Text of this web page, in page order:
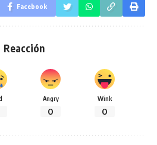
Facebook
Reacción
Angry
0
Wink
0